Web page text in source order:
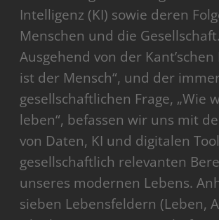
Intelligenz (KI) sowie deren
Menschen und die Gesellschaft.
Ausgehend von der Kant’schen
ist der Mensch“, und der
gesellschaftlichen Frage, „Wie
leben“, befassen wir uns mit
von Daten, KI und digitalen
gesellschaftlich relevanten
unseres modernen Lebens.
sieben Lebensfeldern (Leben,